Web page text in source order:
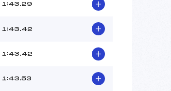
1:43.29
1:43.42
1:43.42
1:43.53